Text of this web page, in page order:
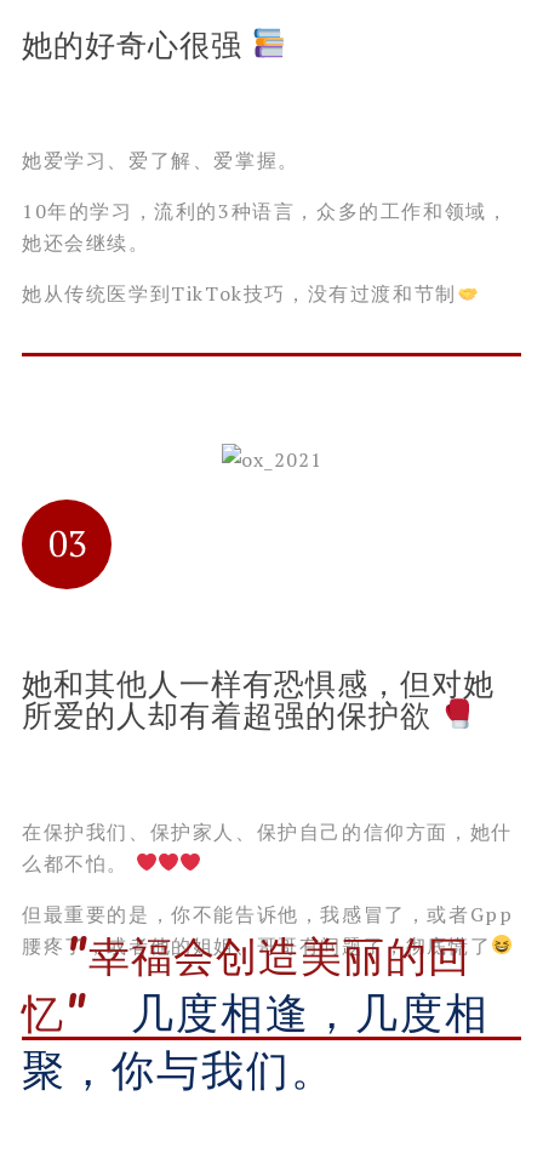
她的好奇心很强
她爱学习、爱了解、爱掌握。
10年的学习，流利的3种语言，众多的工作和领域，
她还会继续。
她从传统医学到TikTok技巧，没有过渡和节制
她和其他人一样有恐惧感，但对她
所爱的人却有着超强的保护欲
在保护我们、保护家人、保护自己的信仰方面，她什
么都不怕。
但最重要的是，你不能告诉他，我感冒了，或者Gpp
腰疼了，或者他的姐姐、哥哥有问题了，彻底慌了
"幸福会创造美丽的回
忆"
几度相逢，几度相
聚，你与我们。